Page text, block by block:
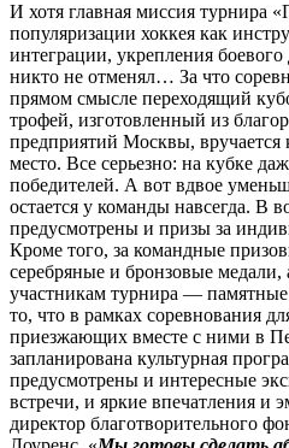
И хотя главная миссия турнира
популяризации хоккея как
интеграции, укрепления
никто не отменял… За что
прямом смысле переходящий
трофей, изготовленный из
предприятий Моск­вы, вручается
место. Все серьезно: на кубке
победителей. А вот вдвое
остается у команды навсегда. В
предусмотрены и призы за
Кроме того, за командные
серебряные и бронзовые медали,
участникам турнира —
то, что в рамках соревнования
приезжающих вместе с ними в
запланирована культурная
предусмотрены и интересные
встречи, и яркие впечатления и
директор благотворительного